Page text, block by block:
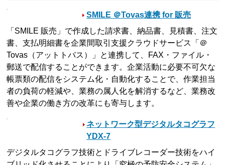
SMILE ＠Tovas連携 for 販売
「SMILE 販売」で作成した請求書、納品書、見積書、注文
書、支払明細書を企業間取引支援クラウドサービス「＠
Tovas（アットトバス）」と連携して、FAX・ファイル・
郵送で配信することができます。企業活動に必要不可欠な
帳票類の配信をシステム化・自動化することで、作業担当
者の負荷の軽減や、業務の属人化を解消するなど、業務改
善や企業の働き方の改革にも寄与します。
ネットワーク型デジタルタコグラフ
YDX-7
デジタルタコグラフ技術とドライブレコーダー技術をハイ